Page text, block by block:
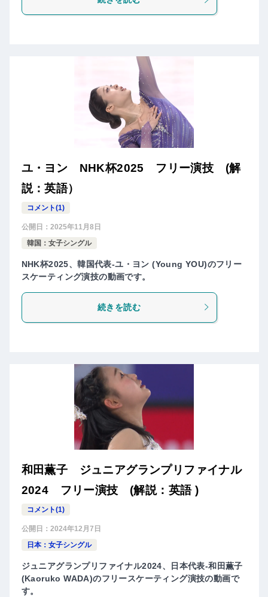
ユ・ヨン NHK杯2025 フリー演技 (解
説：英語）
コメント(1)
公開日： 2025年11月8日
韓国：女子シングル
NHK杯2025、韓国代表-ユ・ヨン (Young YOU)のフリー
スケーティング演技の動画です。
続きを読む
和田薫子 ジュニアグランプリファイナル
2024 フリー演技 (解説：英語 )
コメント(1)
公開日： 2024年12月7日
日本：女子シングル
ジュニアグランプリファイナル2024、日本代表-和田薫子
(Kaoruko WADA)のフリースケーティング演技の動画で
す。